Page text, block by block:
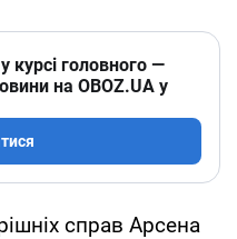
курсі головного —
на OBOZ.UA у
справ Арсена